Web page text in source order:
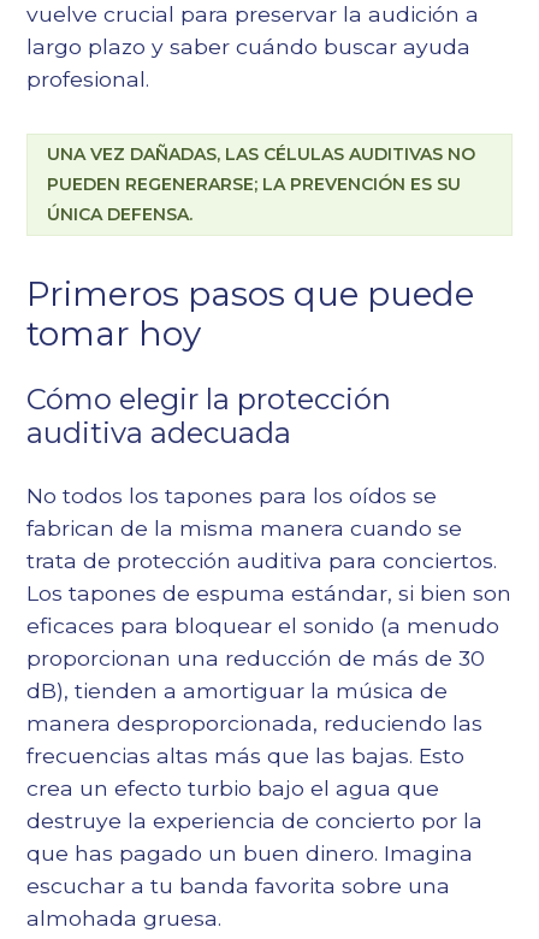
vuelve crucial para preservar la audición a
largo plazo y saber cuándo buscar ayuda
profesional.
UNA VEZ DAÑADAS, LAS CÉLULAS AUDITIVAS NO
PUEDEN REGENERARSE; LA PREVENCIÓN ES SU
ÚNICA DEFENSA.
Primeros pasos que puede
tomar hoy
Cómo elegir la protección
auditiva adecuada
No todos los tapones para los oídos se
fabrican de la misma manera cuando se
trata de protección auditiva para conciertos.
Los tapones de espuma estándar, si bien son
eficaces para bloquear el sonido (a menudo
proporcionan una reducción de más de 30
dB), tienden a amortiguar la música de
manera desproporcionada, reduciendo las
frecuencias altas más que las bajas. Esto
crea un efecto turbio bajo el agua que
destruye la experiencia de concierto por la
que has pagado un buen dinero. Imagina
escuchar a tu banda favorita sobre una
almohada gruesa.